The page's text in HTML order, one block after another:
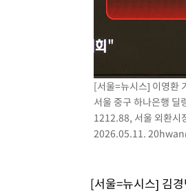
[속보]코스피, 6300선
시리아 다마스쿠스 교외
입추에도 극한더위…서울
이란, 호르무즈서 "적국
[속보]美, 폴리실리콘 수
[속보]트럼프, 美 원정출
[속보] 뉴욕증시, 일제 하락
[서울=뉴시스] 이영환
서울 중구 하나은행
1212.88, 서울 외환시
2026.05.11.
[서울=뉴시스] 김